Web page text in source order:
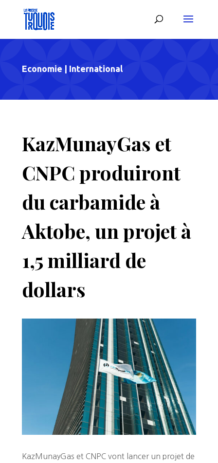
Economie International
KazMunayGas et
CNPC produiront
du carbamide à
Aktobe, un projet à
1,5 milliard de
dollars
KazMunayGas et CNPC vont lancer un projet de